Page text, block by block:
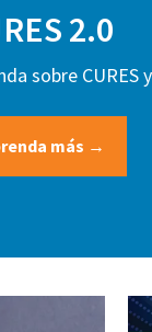
2.0
sobre
más →